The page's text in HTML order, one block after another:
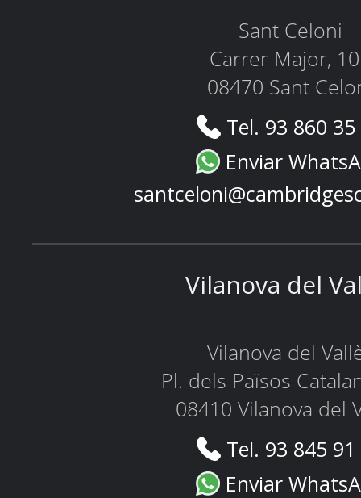
Sant Celoni
Carrer Major,
08470 Sant
Tel. 93 860
Enviar
Vilanova del
Vilanova del
Pl. dels Països
08410 Vilanova del
Tel. 93 845
Enviar